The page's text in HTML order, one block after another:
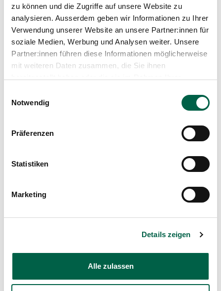
zu können und die Zugriffe auf unsere Website zu
analysieren. Ausserdem geben wir Informationen zu Ihrer
Verwendung unserer Website an unsere Partner:innen für
soziale Medien, Werbung und Analysen weiter. Unsere
Partner:innen führen diese Informationen möglicherweise
mit weiteren Daten zusammen, die Sie ihnen
Notwendig
Präferenzen
Statistiken
Marketing
Details zeigen
Alle zulassen
Contact / Registration
Zollikerberg Hospital
Tel
Mail
orthopaedie@spitalzollikerberg.ch